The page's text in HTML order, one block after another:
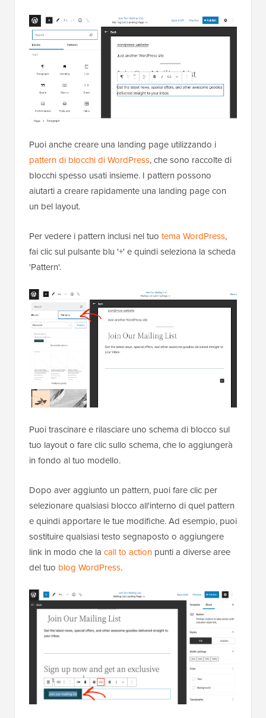
Puoi anche creare una landing page utilizzando i
pattern di blocchi di WordPress, che sono raccolte di
blocchi spesso usati insieme. I pattern possono
aiutarti a creare rapidamente una landing page con
un bel layout.
Per vedere i pattern inclusi nel tuo tema WordPress,
fai clic sul pulsante blu '+' e quindi seleziona la scheda
'Pattern'.
Puoi trascinare e rilasciare uno schema di blocco sul
tuo layout o fare clic sullo schema, che lo aggiungerà
in fondo al tuo modello.
Dopo aver aggiunto un pattern, puoi fare clic per
selezionare qualsiasi blocco all'interno di quel pattern
e quindi apportare le tue modifiche. Ad esempio, puoi
sostituire qualsiasi testo segnaposto o aggiungere
link in modo che la call to action punti a diverse aree
del tuo blog WordPress.